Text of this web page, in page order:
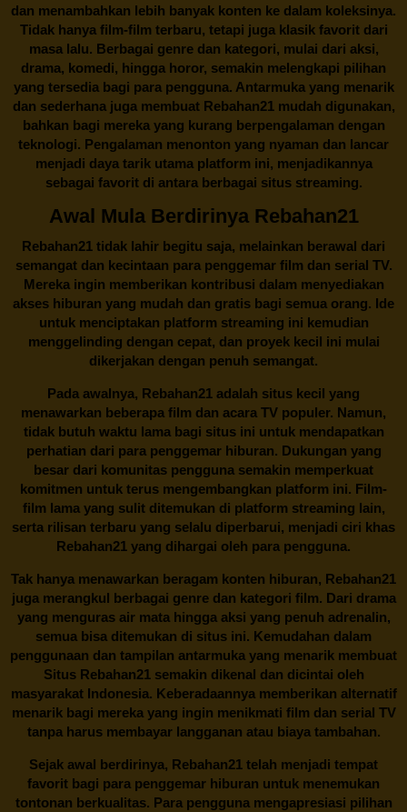
dan menambahkan lebih banyak konten ke dalam koleksinya.
Tidak hanya film-film terbaru, tetapi juga klasik favorit dari
masa lalu. Berbagai genre dan kategori, mulai dari aksi,
drama, komedi, hingga horor, semakin melengkapi pilihan
yang tersedia bagi para pengguna. Antarmuka yang menarik
dan sederhana juga membuatRebahan21mudah digunakan,
bahkan bagi mereka yang kurang berpengalaman dengan
teknologi. Pengalaman menonton yang nyaman dan lancar
menjadi daya tarik utama platform ini, menjadikannya
sebagai favorit di antara berbagai situs streaming.
Awal Mula Berdirinya Rebahan21
Rebahan21 tidak lahir begitu saja, melainkan berawal dari
semangat dan kecintaan para penggemar film dan serial TV.
Mereka ingin memberikan kontribusi dalam menyediakan
akses hiburan yang mudah dan gratis bagi semua orang. Ide
untuk menciptakan platform streaming ini kemudian
menggelinding dengan cepat, dan proyek kecil ini mulai
dikerjakan dengan penuh semangat.
Pada awalnya, Rebahan21 adalah situs kecil yang
menawarkan beberapa film dan acara TV populer. Namun,
tidak butuh waktu lama bagi situs ini untuk mendapatkan
perhatian dari para penggemar hiburan. Dukungan yang
besar dari komunitas pengguna semakin memperkuat
komitmen untuk terus mengembangkan platform ini. Film-
film lama yang sulit ditemukan di platform streaming lain,
serta rilisan terbaru yang selalu diperbarui, menjadi ciri khas
Rebahan21 yang dihargai oleh para pengguna.
Tak hanya menawarkan beragam konten hiburan, Rebahan21
juga merangkul berbagai genre dan kategori film. Dari drama
yang menguras air mata hingga aksi yang penuh adrenalin,
semua bisa ditemukan di situs ini. Kemudahan dalam
penggunaan dan tampilan antarmuka yang menarik membuat
Situs Rebahan21semakin dikenal dan dicintai oleh
masyarakat Indonesia. Keberadaannya memberikan alternatif
menarik bagi mereka yang ingin menikmati film dan serial TV
tanpa harus membayar langganan atau biaya tambahan.
Sejak awal berdirinya, Rebahan21 telah menjadi tempat
favorit bagi para penggemar hiburan untuk menemukan
tontonan berkualitas. Para pengguna mengapresiasi pilihan